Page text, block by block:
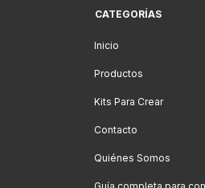
CATEGORÍAS
Inicio
Productos
Kits Para Crear
Contacto
Quiénes Somos